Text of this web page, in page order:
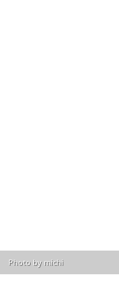
Photo by michi